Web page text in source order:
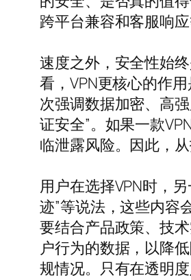
跨平台兼容和客服响应
速度之外，安全性始
看，VPN更核心的作
次强调数据加密、高
证安全”。如果一款
临泄露风险。因此，
用户在选择VPN时，
迹”等说法，这些内容
要结合产品政策、技
户行为的数据，以降
规情况。只有在透明